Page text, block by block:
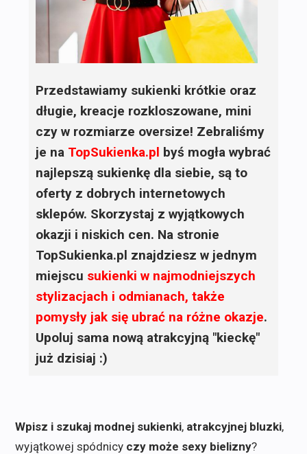
Przedstawiamy sukienki krótkie oraz
długie, kreacje rozkloszowane, mini
czy w rozmiarze oversize! Zebraliśmy
je na TopSukienka.pl byś mogła wybrać
najlepszą sukienkę dla siebie, są to
oferty z dobrych internetowych
sklepów. Skorzystaj z wyjątkowych
okazji i niskich cen. Na stronie
TopSukienka.pl znajdziesz w jednym
miejscu sukienki w najmodniejszych
stylizacjach i odmianach, także
pomysły jak się ubrać na różne okazje.
Upoluj sama nową atrakcyjną "kieckę"
już dzisiaj :)
Wpisz i szukaj modnej sukienki, atrakcyjnej bluzki,
wyjątkowej spódnicy czy może sexy bielizny?